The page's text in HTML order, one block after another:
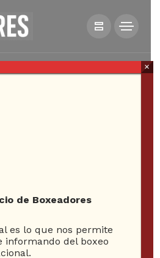
de Boxeadores
es lo que nos permite
informando del boxeo
×